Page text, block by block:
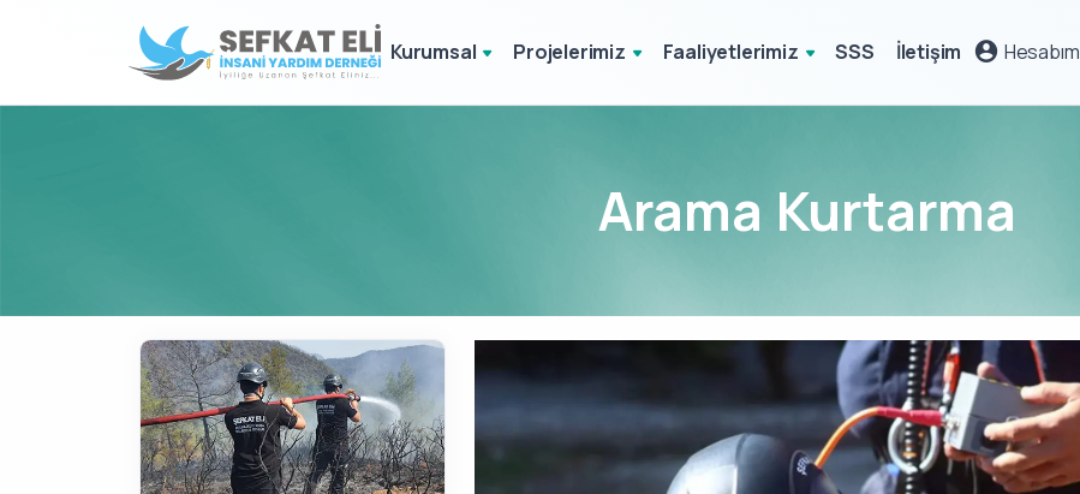
Kurumsal Projelerimiz Faaliyetlerimiz SSS İletişim Hesabım
Arama Kurtarma